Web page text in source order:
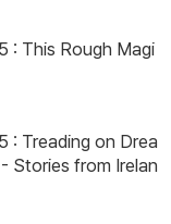
: This Rough Magi
: Treading on Drea
Stories from Irelan